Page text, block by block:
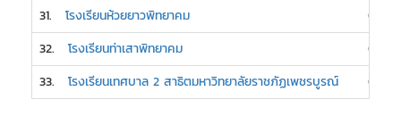
31. โรงเรียนห้วยยาวพิทยาคม
0
32. โรงเรียนท่าเสาพิทยาคม
0
33. โรงเรียนเทศบาล 2 สาธิตมหาวิทยาลัยราชภัฏเพชรบูรณ์ 0